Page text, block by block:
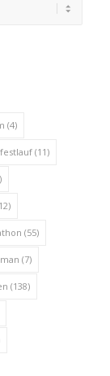
(4)
(11)
(55)
(7)
(138)